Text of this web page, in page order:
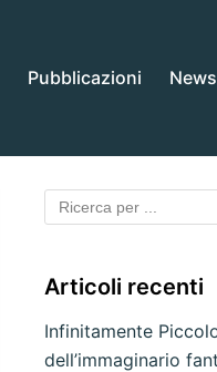
Pubblicazioni News
Articoli recenti
Infinitamente
dell’immaginario